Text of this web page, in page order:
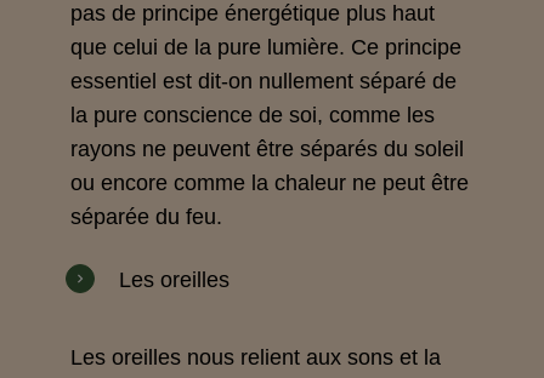
pas de principe énergétique plus haut
que celui de la pure lumière. Ce principe
essentiel est dit-on nullement séparé de
la pure conscience de soi, comme les
rayons ne peuvent être séparés du soleil
ou encore comme la chaleur ne peut être
séparée du feu.
Les oreilles
Les oreilles nous relient aux sons et la